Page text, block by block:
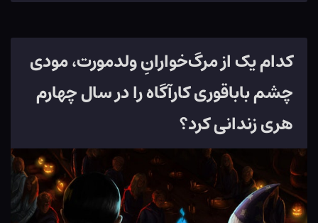
کدام یک از مرگ‌خوارانِ ولدمورت، مودی
چشم باباقوری کارآگاه را در سال چهارم
هری زندانی کرد؟